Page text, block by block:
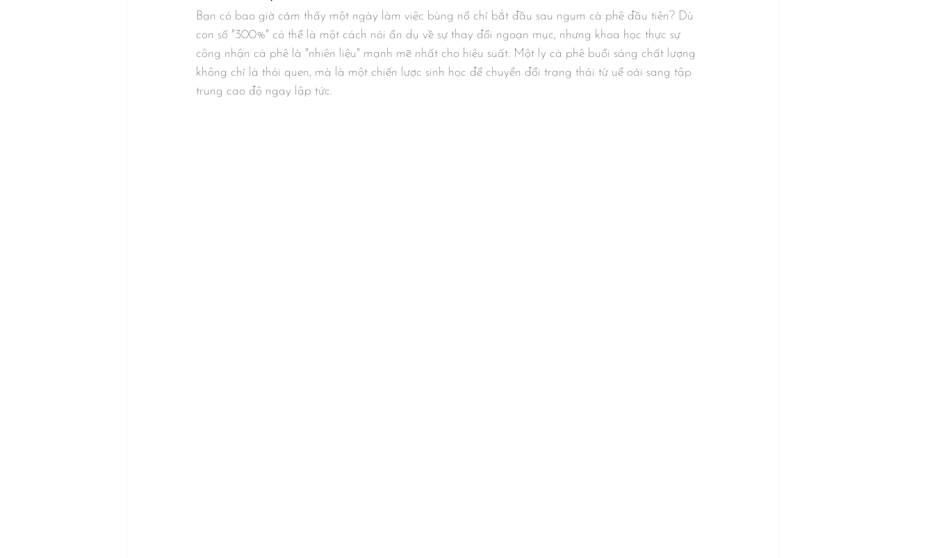
Bạn có bao giờ cảm thấy một ngày làm việc bùng nổ chỉ bắt đầu sau ngụm cà phê đầu tiên? Dù
con số "300%" có thể là một cách nói ẩn dụ về sự thay đổi ngoạn mục, nhưng khoa học thực sự
công nhận cà phê là "nhiên liệu" mạnh mẽ nhất cho hiệu suất. Một ly cà phê buổi sáng chất lượng
không chỉ là thói quen, mà là một chiến lược sinh học để chuyển đổi trạng thái từ uể oải sang tập
trung cao độ ngay lập tức.